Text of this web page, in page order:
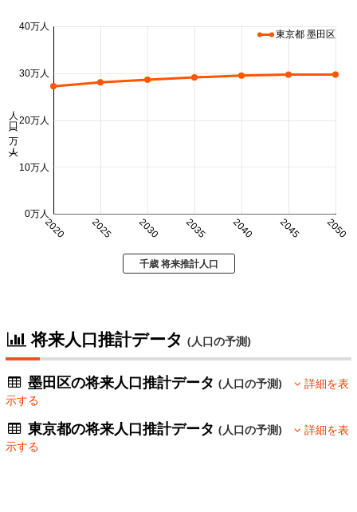
2020 2025 2030 2035 2040 2045 2050
0万人
10万人
20万人
30万人
40万人
人口 (万人)
東京都 墨田区
千歳 将来推計人口
将来人口推計データ (人口の予測)
墨田区の将来人口推計データ(人口の予測)
詳細を表
示する
東京都の将来人口推計データ(人口の予測)
詳細を表
示する